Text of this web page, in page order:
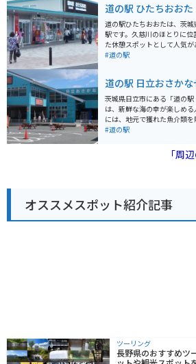
辺には、笠間焼の窯元やギャ
り」や、自然豊かな「つつ
富です。 バイクで訪れる場合は、道の駅 かさまの広い駐
車場が利用できます。また、
道路も多く、ツーリングにも
かさまは、休憩場所として
道の駅 ひたちおおた
道の駅ひたちおおたは、茨
駅です。久慈川のほとりに
た休憩スポットとして人気があります。
購入できる直売所や、常陸秋
できます。また、周辺には奥
景色が美しいワインディング
ングの拠点としてもおすすめです。 特産品と
久慈りんごや、こんにゃく
駅で購入できるほか、周辺の
います。
#道の駅
道の駅 日立おさか
茨城県日立市にある「道の駅
は、新鮮な海の幸が楽しめる人
には、地元で獲れた魚介類
な魚介類をお手頃価格で購入
車場が完備されているので
ターは、新鮮な海の幸を味わ
イブやツーリングの休憩スポ
す。お土産には、地元産の
#道の駅
「周
オススメスポット紹介記事
ツーリング
長野県のおすすめツ